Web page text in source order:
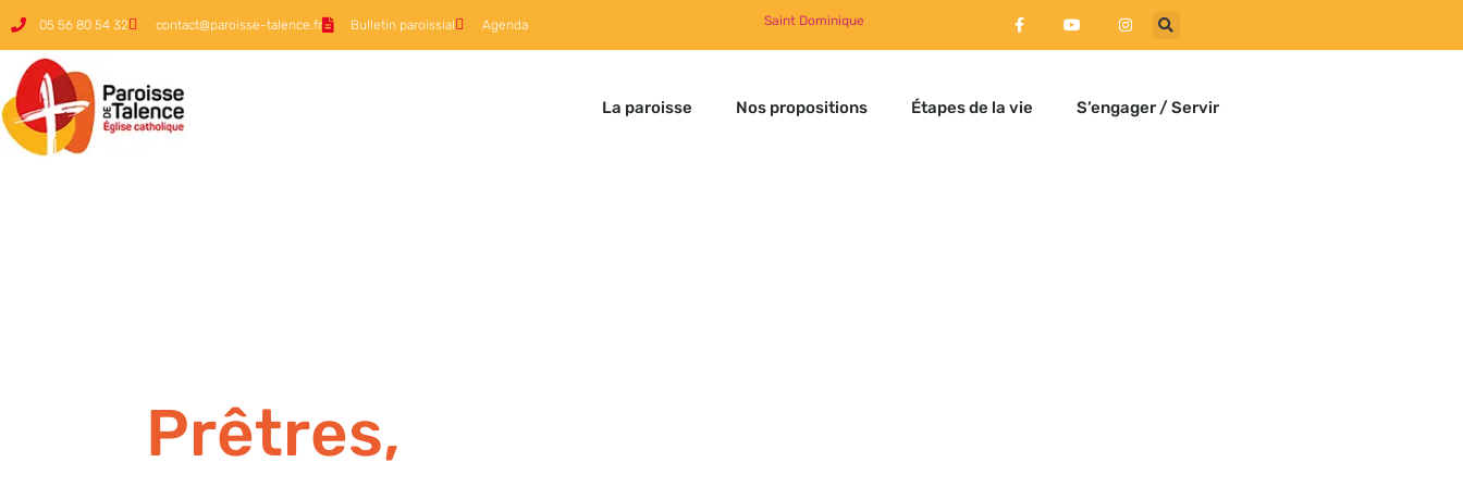
05 56 80 54 32 contact@paroisse-talence.fr Bulletin paroissial Agenda Saint Dominique
La paroisse Nos propositions Étapes de la vie S’engager / Servir
Prêtres,